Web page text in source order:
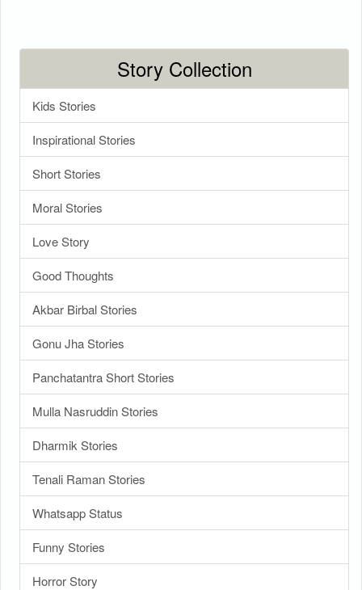
Story Collection
Kids Stories
Inspirational Stories
Short Stories
Moral Stories
Love Story
Good Thoughts
Akbar Birbal Stories
Gonu Jha Stories
Panchatantra Short Stories
Mulla Nasruddin Stories
Dharmik Stories
Tenali Raman Stories
Whatsapp Status
Funny Stories
Horror Story